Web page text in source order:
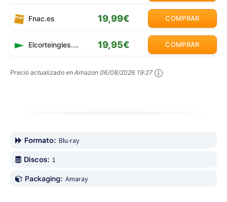
Fnac.es 19,99€ COMPRAR
Elcorteingles.es 19,95€ COMPRAR
Precio actualizado en Amazon 06/08/2026 19:27
Formato: Blu-ray
Discos: 1
Packaging: Amaray